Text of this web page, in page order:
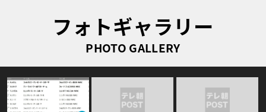
フォトギャラリー
PHOTO GALLERY